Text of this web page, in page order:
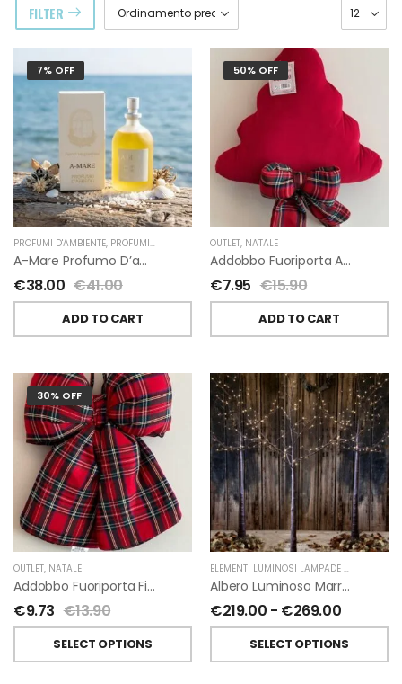
FILTER
7% OFF
PROFUMI D'AMBIENTE, PROFUMI D'AMBIENTE FIORIRA' UN GIARDINO
A-Mare Profumo D’ambiente Di Fiorirà Un Giardino
€38.00 €41.00
ADD TO CART
50% OFF
OUTLET, NATALE
Addobbo Fuoriporta Alberello Velluto Rosso Con Fiocchetto Tartan
€7.95 €15.90
ADD TO CART
30% OFF
OUTLET, NATALE
Addobbo Fuoriporta Fiocco In Velluto Rosso O In Tartan
€9.73 €13.90
SELECT OPTIONS
ELEMENTI LUMINOSI LAMPADE E LED
Albero Luminoso Marrone Interno-Esterno Di Fiorirà Un Giardino
€219.00 - €269.00
SELECT OPTIONS